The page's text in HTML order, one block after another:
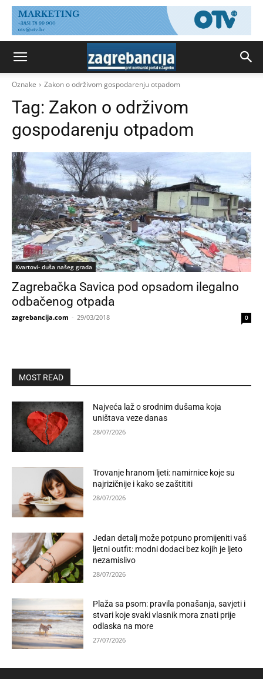
Oznake Zakon o održivom gospodarenju otpadom
Tag: Zakon o održivom
gospodarenju otpadom
Kvartovi- duša našeg grada
Zagrebačka Savica pod opsadom ilegalno
odbačenog otpada
zagrebancija.com - 29/03/2018 0
MOST READ
Najveća laž o srodnim dušama koja
uništava veze danas
28/07/2026
Trovanje hranom ljeti: namirnice koje su
najrizičnije i kako se zaštititi
28/07/2026
Jedan detalj može potpuno promijeniti vaš
ljetni outfit: modni dodaci bez kojih je ljeto
nezamislivo
28/07/2026
Plaža sa psom: pravila ponašanja, savjeti i
stvari koje svaki vlasnik mora znati prije
odlaska na more
27/07/2026